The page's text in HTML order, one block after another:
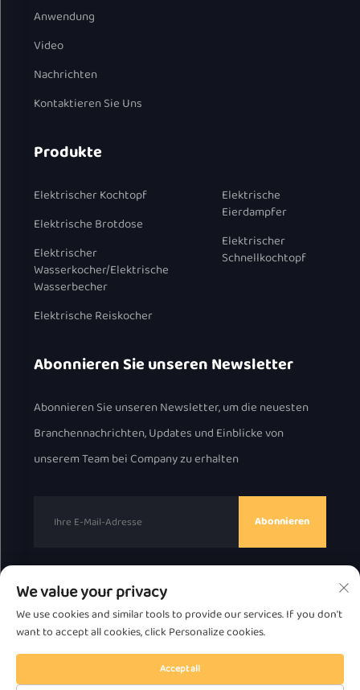
Anwendung
Video
Nachrichten
Kontaktieren Sie Uns
Produkte
Elektrischer Kochtopf
Elektrische Brotdose
Elektrischer
Wasserkocher/Elektrische
Wasserbecher
Elektrische Reiskocher
Elektrische
Eierdampfer
Elektrischer
Schnellkochtopf
Abonnieren Sie unseren Newsletter
Abonnieren Sie unseren Newsletter, um die neuesten
Branchennachrichten, Updates und Einblicke von
unserem Team bei Company zu erhalten
Abonnieren
Urheberrecht © 2025 durch Chaozhou Great Bear
Technology Co., Ltd.
Datenschutzrichtlinie
Nach oben scrollen
We value your privacy
We use cookies and similar tools to provide our services. If you don't
want to accept all cookies, click Personalize cookies.
Accept all